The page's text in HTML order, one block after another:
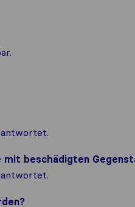
beschädigten